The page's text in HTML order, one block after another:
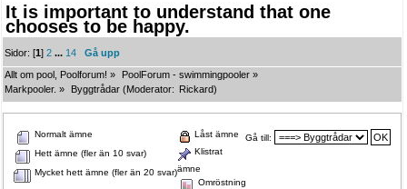
It is important to understand that one
chooses to be happy.
Sidor: [1]2 ...14
Gå upp
Allt om pool, Poolforum! » PoolForum - swimmingpooler »
Markpooler. » Byggtrådar (Moderator: Rickard)
Gå till:
Normalt ämne
Hett ämne (fler än 10 svar)
Mycket hett ämne (fler än 20 svar)
Låst ämne
Klistrat
ämne
Omröstning